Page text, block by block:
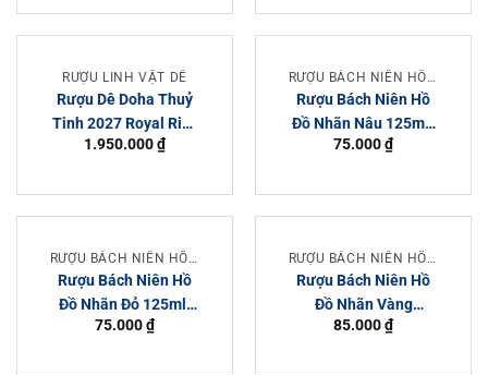
RƯỢU LINH VẬT DÊ
Rượu Dê Doha Thuỷ
Tinh 2027 Royal Rich
Brandy XO
1.950.000₫
RƯỢU BÁCH NIÊN HỒ ĐỒ
Rượu Bách Niên Hồ
Đồ Nhãn Nâu 125ml/
Chai, 24 Chai/ Thùng
75.000₫
RƯỢU BÁCH NIÊN HỒ ĐỒ
Rượu Bách Niên Hồ
Đồ Nhãn Đỏ 125ml/
Chai
75.000₫
RƯỢU BÁCH NIÊN HỒ ĐỒ
Rượu Bách Niên Hồ
Đồ Nhãn Vàng
125ml/ Chai
85.000₫